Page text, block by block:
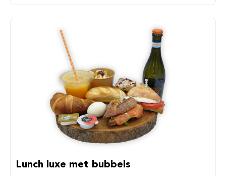
Lunch luxe met bubbels